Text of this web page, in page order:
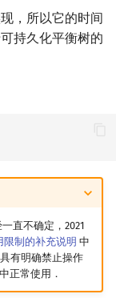
树与 Farey
，所以它的时间
持久化平衡树的
直不确定，2021
限制的补充说明 中
有明确禁止操作
正常使用．